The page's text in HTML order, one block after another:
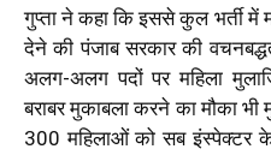
गुप्ता ने कहा कि इससे कुल भर्ती में
देने की पंजाब सरकार की
अलग-अलग पदों पर महिला
बराबर मुकाबला करने का मौका
300 महिलाओं को सब इंस्पेक्टर के